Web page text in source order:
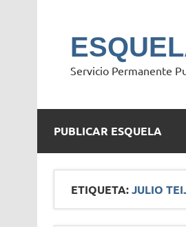
Servicio Permanente
PUBLICAR ESQUELA
ETIQUETA:JULIO